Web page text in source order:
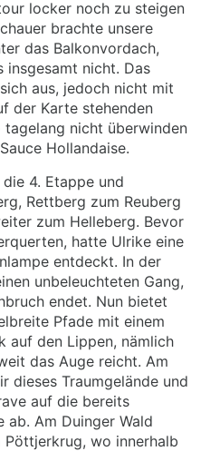
locker noch zu steigen
brachte unsere
das Balkonvordach,
insgesamt nicht. Das
aus, jedoch nicht mit
der Karte stehenden
nicht überwinden
Hollandaise.
4. Etappe und
Rettberg zum Reuberg
zum Helleberg. Bevor
hatte Ulrike eine
entdeckt. In der
unbeleuchteten Gang,
endet. Nun bietet
Pfade mit einem
auf den Lippen, nämlich
das Auge reicht. Am
dieses Traumgelände und
auf die bereits
ab. Am Duinger Wald
wo innerhalb